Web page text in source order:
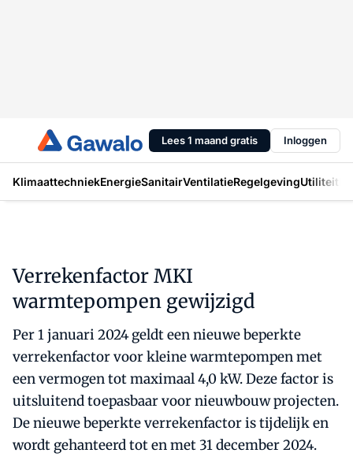
Lees 1 maand gratis Inloggen
KlimaattechniekEnergieSanitairVentilatieRegelgevingUtiliteit
Verrekenfactor MKI
warmtepompen gewijzigd
Per 1 januari 2024 geldt een nieuwe beperkte
verrekenfactor voor kleine warmtepompen met
een vermogen tot maximaal 4,0 kW. Deze factor is
uitsluitend toepasbaar voor nieuwbouw projecten.
De nieuwe beperkte verrekenfactor is tijdelijk en
wordt gehanteerd tot en met 31 december 2024.